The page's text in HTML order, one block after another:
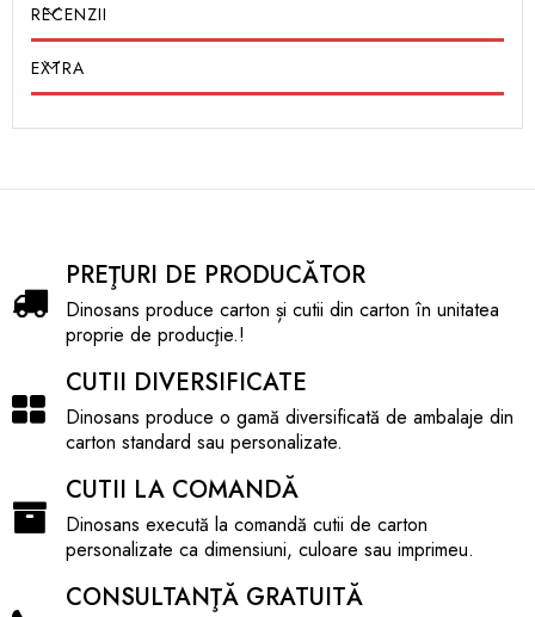
✔️Utilizare:
commerce, curierat
✔️ECO-friendly:
⭐Avantaje:
Asamblare rapidă și sigură fără lipici
dublă
Comandă acum cutiaFEFCO 0427 CO5 EE –
230x85x85 mmși oferă ambalajul ideal produselor tale!
RECENZII
EXTRA
PREŢURI DE PRODUCĂTOR
Dinosans produce carton și cutii din carton în unitatea
proprie de producţie.!
CUTII DIVERSIFICATE
Dinosans produce o gamă diversificată de ambalaje din
carton standard sau personalizate.
CUTII LA COMANDĂ
Dinosans execută la comandă cutii de carton
personalizate ca dimensiuni, culoare sau imprimeu.
CONSULTANŢĂ GRATUITĂ